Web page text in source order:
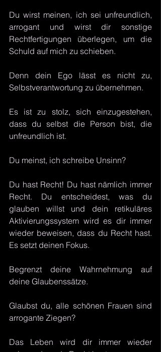
Du wirst meinen, ich sei unfreundlich,
arrogant und wirst dir sonstige
Rechtfertigungen überlegen, um die
Schuld auf mich zu schieben.
Denn dein Ego lässt es nicht zu,
Selbstverantwortung zu übernehmen.
Es ist zu stolz, sich einzugestehen,
dass du selbst die Person bist, die
unfreundlich ist.
Du meinst, ich schreibe Unsinn?
Du hast Recht! Du hast nämlich immer
Recht. Du entscheidest, was du
glauben willst und dein retikuläres
Aktivierungssystem wird es dir immer
wieder beweisen, dass du Recht hast.
Es setzt deinen Fokus.
Begrenzt deine Wahrnehmung auf
deine Glaubenssätze.
Glaubst du, alle schönen Frauen sind
arrogante Ziegen?
Das Leben wird dir immer wieder